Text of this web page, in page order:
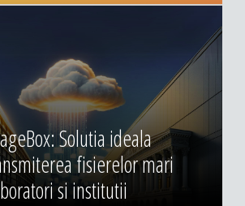
Solutia ideala
fisierelor mari
si institutii